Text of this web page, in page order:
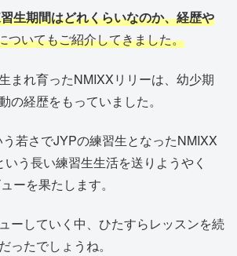
生期間はどれくらいなのか、経歴や
ついてもご紹介してきました。
まれ育ったNMIXXリリーは、幼少期
の経歴をもっていました。
若さでJYPの練習生となったNMIXX
う長い練習生生活を送りようやく
ーを果たします。
ーしていく中、ひたすらレッスンを続
ったでしょうね。